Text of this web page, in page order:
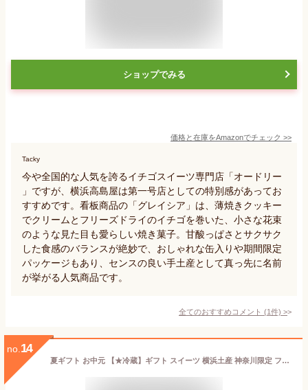
ショップでみる
価格と在庫をAmazonでチェック >>
Tacky
今や全国的な人気を誇るイチゴスイーツ専門店「オードリー
」ですが、横浜高島屋は第一号店としての特別感があってお
すすめです。看板商品の「グレイシア」は、薄焼きクッキー
でクリームとフリーズドライのイチゴを巻いた、小さな花束
のような見た目も愛らしい焼き菓子。甘酸っぱさとサクサク
した食感のバランスが絶妙で、おしゃれな缶入りや期間限定
パッケージもあり、センスの良い手土産として真っ先に名前
が挙がる人気商品です。
全てのおすすめコメント (1件) >
no. 14
夏ギフト お中元 【★冷蔵】ギフト スイーツ 横浜土産 神奈川限定 フランセ ミルフィユ 横濱ミルフィユ（ミルク・紅茶）12個入 ミルフィーユ 横浜土産 横浜 お土産 お取り寄せスイーツ チョコレート 詰合せ ギフトカード 神奈川 ご当地スイーツ シュクレイ